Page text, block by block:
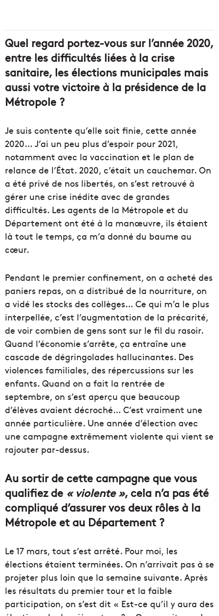
Quel regard portez-vous sur l’année 2020,
entre les difficultés liées à la crise
sanitaire, les élections municipales mais
aussi votre victoire à la présidence de la
Métropole ?
Je suis contente qu’elle soit finie, cette année
2020… J’ai un peu plus d’espoir pour 2021,
notamment avec la vaccination et le plan de
relance de l’État. 2020, c’était un cauchemar. On
a été privé de nos libertés, on s’est retrouvé à
gérer une crise inédite avec de grandes
difficultés. Les agents de la Métropole et du
Département ont été à la manœuvre, ils étaient
là tout le temps, ça m’a donné du baume au
cœur.
Pendant le premier confinement, on a acheté des
paniers repas, on a distribué de la nourriture, on
a vidé les stocks des collèges… Ce qui m’a le plus
interpellée, c’est l’augmentation de la précarité,
de voir combien de gens sont sur le fil du rasoir.
Quand l’économie s’arrête, ça entraîne une
cascade de dégringolades hallucinantes. Des
violences familiales, des répercussions sur les
enfants. Quand on a fait la rentrée de
septembre, on s’est aperçu que beaucoup
d’élèves avaient décroché… C’est vraiment une
année particulière. Une année d’élection avec
une campagne extrêmement violente qui vient se
rajouter par-dessus.
Au sortir de cette campagne que vous
qualifiez de « violente », cela n’a pas été
compliqué d’assurer vos deux rôles à la
Métropole et au Département ?
Le 17 mars, tout s’est arrêté. Pour moi, les
élections étaient terminées. On n’arrivait pas à se
projeter plus loin que la semaine suivante. Après
les résultats du premier tour et la faible
participation, on s’est dit « Est-ce qu’il y aura des